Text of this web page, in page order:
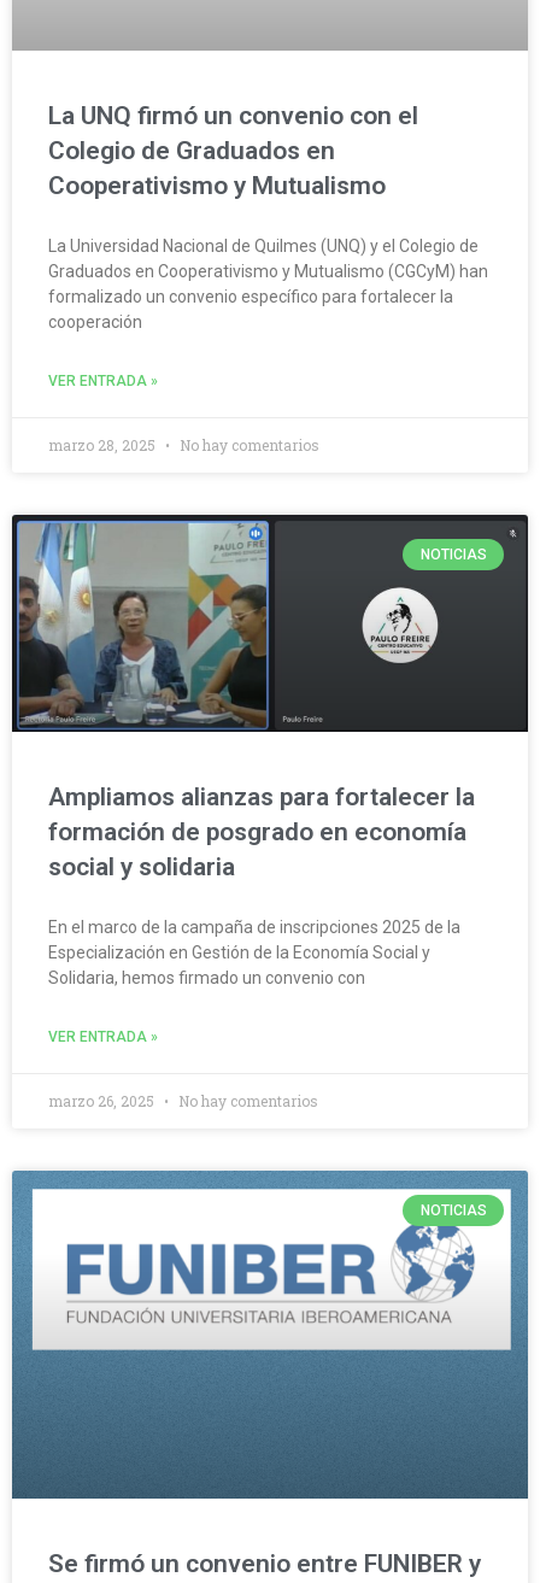
La UNQ firmó un convenio con el
Colegio de Graduados en
Cooperativismo y Mutualismo
La Universidad Nacional de Quilmes (UNQ) y el Colegio de
Graduados en Cooperativismo y Mutualismo (CGCyM) han
formalizado un convenio específico para fortalecer la
cooperación
VER ENTRADA »
marzo 28, 2025 No hay comentarios
NOTICIAS
Ampliamos alianzas para fortalecer la
formación de posgrado en economía
social y solidaria
En el marco de la campaña de inscripciones 2025 de la
Especialización en Gestión de la Economía Social y
Solidaria, hemos firmado un convenio con
VER ENTRADA »
marzo 26, 2025 No hay comentarios
NOTICIAS
Se firmó un convenio entre FUNIBER y